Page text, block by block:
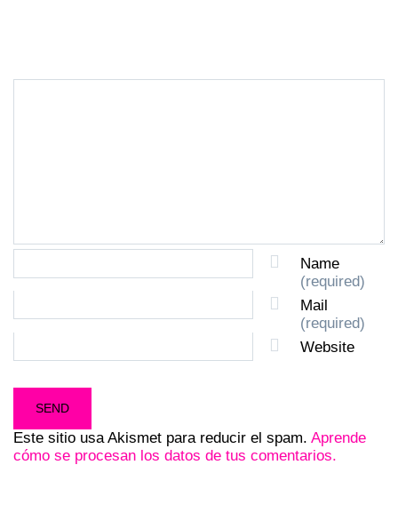
Name
(required)
Mail
(required)
Website
Este sitio usa Akismet para reducir el spam. Aprende
cómo se procesan los datos de tus comentarios.